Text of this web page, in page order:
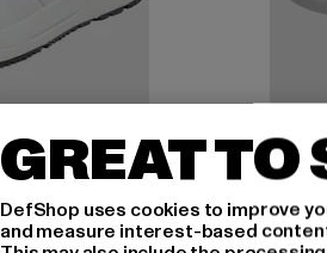
K1X
K1X
GREAT TO
DefShop uses cookies to improve
and measure interest-based